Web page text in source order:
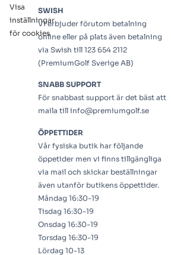
Visa
inställningar
för cookies
SWISH
Vi erbjuder förutom betalning
online eller på plats även betalning
via Swish till 123 654 2112
(PremiumGolf Sverige AB)
SNABB SUPPORT
För snabbast support är det bäst att
maila till info@premiumgolf.se
ÖPPETTIDER
Vår fysiska butik har följande
öppetider men vi finns tillgängliga
via mail och skickar beställningar
även utanför butikens öppettider.
Måndag 16:30-19
Tisdag 16:30-19
Onsdag 16:30-19
Torsdag 16:30-19
Lördag 10-13